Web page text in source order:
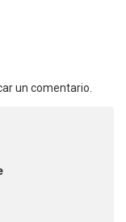
un comentario.